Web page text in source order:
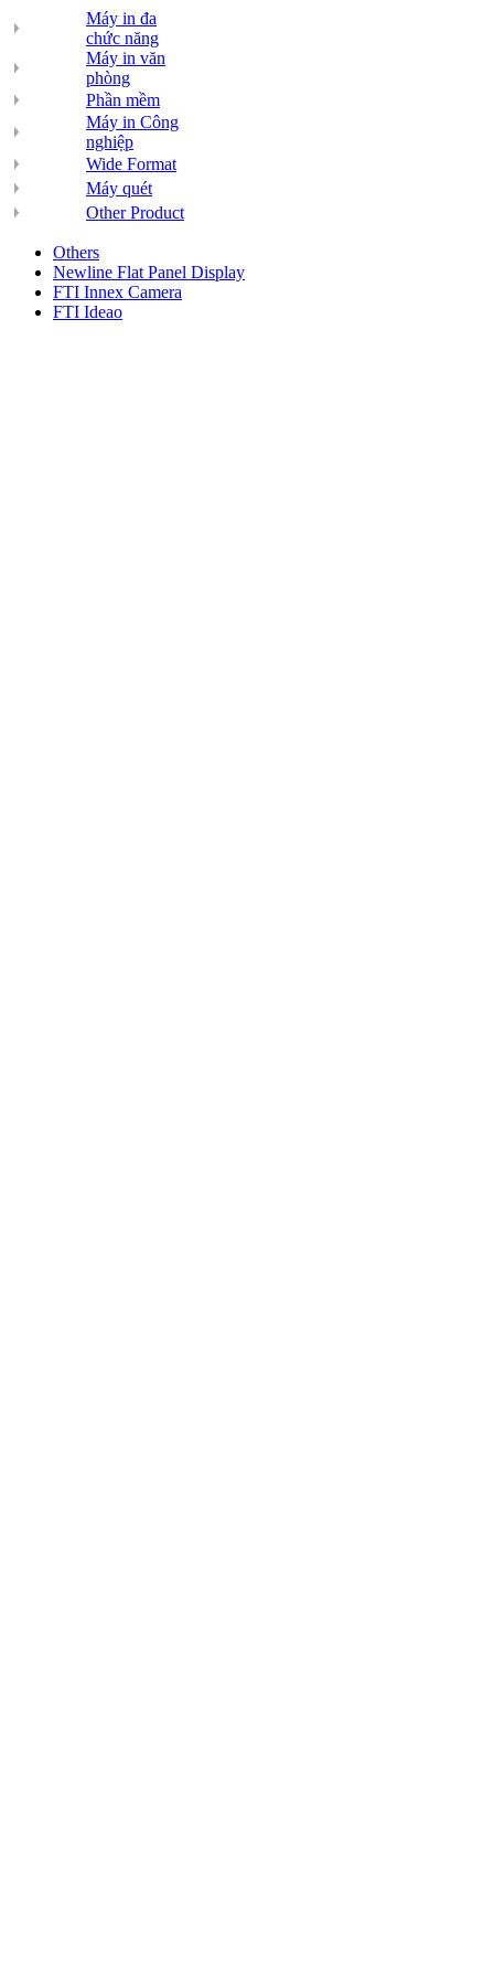
Máy in đa
chức năng
Máy in văn
phòng
Phần mềm
Máy in Công
nghiệp
Wide Format
Máy quét
Other Product
Others
Newline Flat Panel Display
FTI Innex Camera
FTI Ideao